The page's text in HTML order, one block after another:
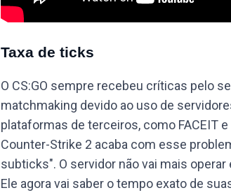
Taxa de ticks
O CS:GO sempre recebeu críticas pelo
matchmaking devido ao uso de
plataformas de terceiros, como FACEIT
Counter-Strike 2 acaba com esse
subticks". O servidor não vai mais
Ele agora vai saber o tempo exato de